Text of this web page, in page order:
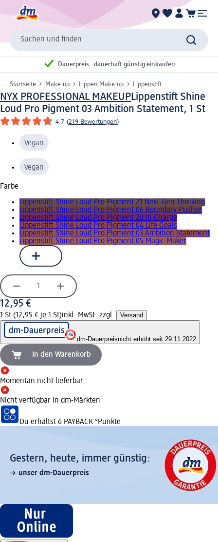
Suchen und finden
Dauerpreis - dauerhaft günstig einkaufen
Startseite Make-up Lippen Make-up Lippenstift
NYX PROFESSIONAL MAKEUPLippenstift Shine
Loud Pro Pigment 03 Ambition Statement, 1 St
4.7 (219 Bewertungen)
Vegan
Vegan
Farbe
Lippenstift Shine Loud Pro Pigment 21 Next-Gen Thinking
Lippenstift Shine Loud Pro Pigment 06 Boundary Pusher
Lippenstift Shine Loud Pro Pigment 20 In Charge
Lippenstift Shine Loud Pro Pigment 04 Life Goals
Lippenstift Shine Loud Pro Pigment 03 Ambition Statement
Lippenstift Shine Loud Pro Pigment 05 Magic Maker
12,95 €
1 St (12,95 € je 1 St)inkl. MwSt. zzgl. Versand
dm-Dauerpreisnicht erhöht seit 29.11.2022
In den Warenkorb
Momentan nicht lieferbar
Nicht verfügbar in dm-Märkten
Du erhältst 6 PAYBACK °Punkte
Gestern, heute, immer günstig:
unser dm-Dauerpreis